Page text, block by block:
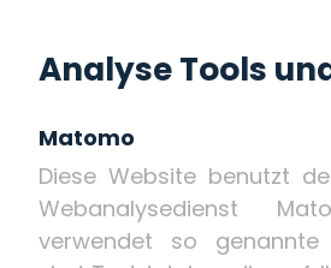
Analyse Tools
Matomo
Diese Website benutzt
Webanalysedienst
verwendet so genannte